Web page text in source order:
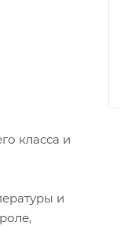
класса и
и